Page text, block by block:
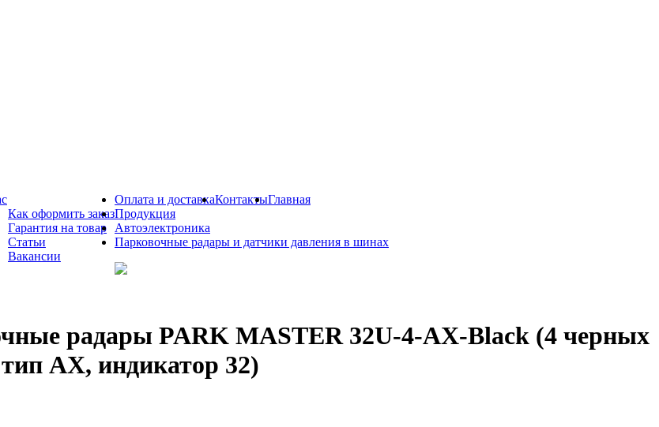
Как оформить заказ
Гарантия на товар
Статьи
Вакансии
Оплата и доставкаКонтактыГлавная
Продукция
Автоэлектроника
Парковочные радары и датчики давления в шинах
радары PARK MASTER 32U-4-AX-Black (4 черных
АX, индикатор 32)